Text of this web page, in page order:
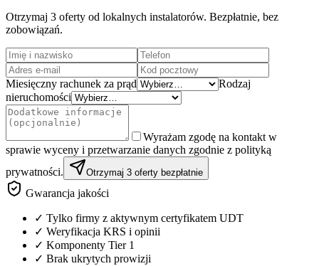
Otrzymaj 3 oferty od lokalnych instalatorów. Bezpłatnie, bez
zobowiązań.
Miesięczny rachunek za prąd
Rodzaj
nieruchomości
Wyrażam zgodę na kontakt w
sprawie wyceny i przetwarzanie danych zgodnie z polityką
prywatności.
Otrzymaj 3 oferty bezpłatnie
Gwarancja jakości
✓ Tylko firmy z aktywnym certyfikatem UDT
✓ Weryfikacja KRS i opinii
✓ Komponenty Tier 1
✓ Brak ukrytych prowizji